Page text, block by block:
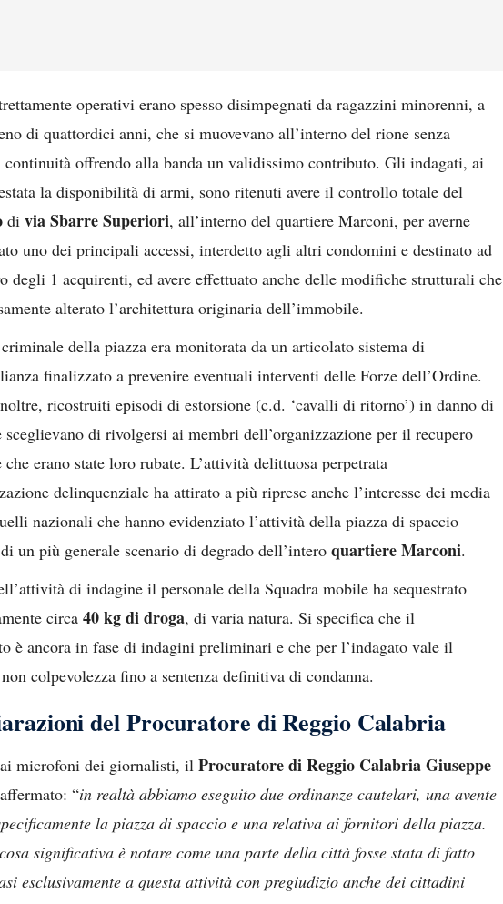
operativi erano spesso disimpegnati da ragazzini minorenni, a
di quattordici anni, che si muovevano all’interno del rione senza
continuità offrendo alla banda un validissimo contributo. Gli indagati, ai
la disponibilità di armi, sono ritenuti avere il controllo totale del
di via Sbarre Superiori, all’interno del quartiere Marconi, per averne
uno dei principali accessi, interdetto agli altri condomini e destinato ad
degli 1 acquirenti, ed avere effettuato anche delle modifiche strutturali che
alterato l’architettura originaria dell’immobile.
della piazza era monitorata da un articolato sistema di
finalizzato a prevenire eventuali interventi delle Forze dell’Ordine.
ricostruiti episodi di estorsione (c.d. ‘cavalli di ritorno’) in danno di
di rivolgersi ai membri dell’organizzazione per il recupero
erano state loro rubate. L’attività delittuosa perpetrata
delinquenziale ha attirato a più riprese anche l’interesse dei media
nazionali che hanno evidenziato l’attività della piazza di spaccio
un più generale scenario di degrado dell’intero quartiere Marconi.
di indagine il personale della Squadra mobile ha sequestrato
circa 40 kg di droga, di varia natura. Si specifica che il
è ancora in fase di indagini preliminari e che per l’indagato vale il
colpevolezza fino a sentenza definitiva di condanna.
del Procuratore di Reggio Calabria
microfoni dei giornalisti, il Procuratore di Reggio CalabriaGiuseppe
“in realtà abbiamo eseguito due ordinanze cautelari, una avente
la piazza di spaccio e una relativa ai fornitori della piazza.
significativa è notare come una parte della città fosse stata di fatto
esclusivamente a questa attività con pregiudizio anche dei cittadini